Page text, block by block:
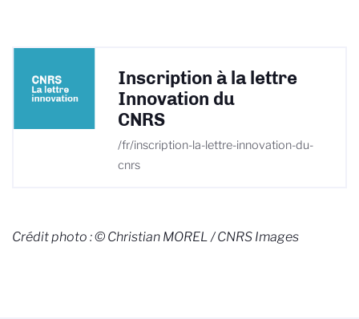
Inscription à la lettre
Innovation du
CNRS
/fr/inscription-la-lettre-innovation-du-
cnrs
Crédit photo : © Christian MOREL / CNRS Images